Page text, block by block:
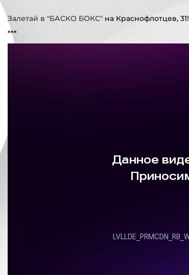
Залетай в "БАСКО БОКС" на Краснофлотцев, 31!
***